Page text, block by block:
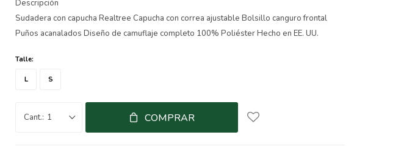
Descripción
Sudadera con capucha Realtree Capucha con correa ajustable Bolsillo canguro frontal
Puños acanalados Diseño de camuflaje completo 100% Poliéster Hecho en EE. UU.
Talle:
L S
1 COMPRAR